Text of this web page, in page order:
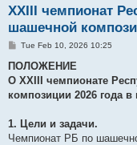
XXIII чемпионат
шашечной
P
s
Tue Feb 10, 2026 10:25
ПОЛОЖЕНИЕ
О XXIII чемпионате
композиции 2026 года
1. Цели и задачи.
Чемпионат РБ по